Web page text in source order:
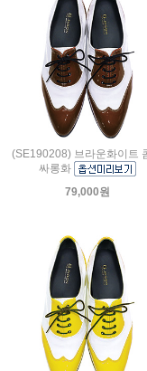
(SE190208) 브라운화이트
싸롱화
79,000원